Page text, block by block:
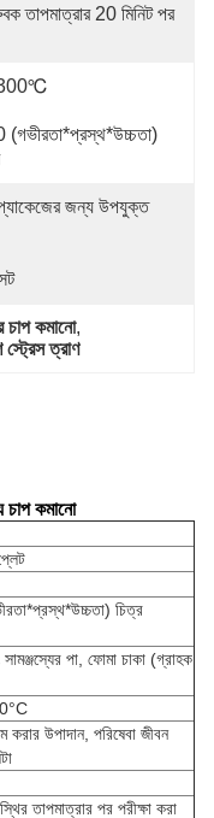
20 মিনিট পর
জন্য উপযুক্ত
চাপ কমানো,
স্ট্রেস ত্রাণ
চাপ কমানো
চিত্র
পা, ফোমা চাকা (গ্রাহক
করার উপাদান, পরিষেবা জীবন
তাপমাত্রার পর পরীক্ষা করা